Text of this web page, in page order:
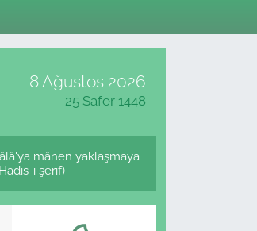
8 Ağustos 2026
25 Safer 1448
mânen yaklaşmaya
i şerif)